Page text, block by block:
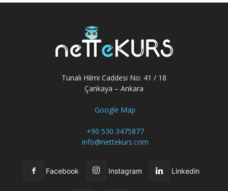
Tunalı Hilmi Caddesi No: 41 / 18
Çankaya – Ankara
Google Map
+90 530 3475877
info@nettekurs.com
Facebook Instagram Linkedin